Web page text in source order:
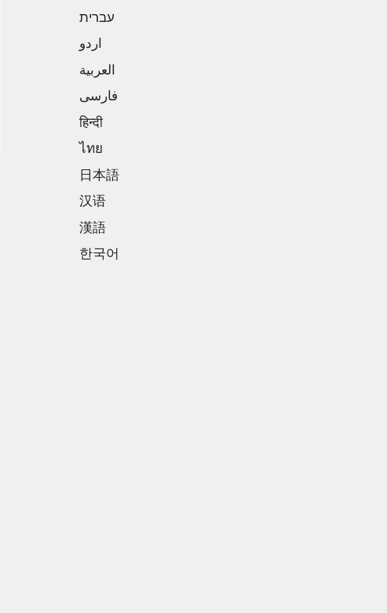
עברית
اردو
العربية
فارسی
हिन्दी
ไทย
日本語
汉语
漢語
한국어